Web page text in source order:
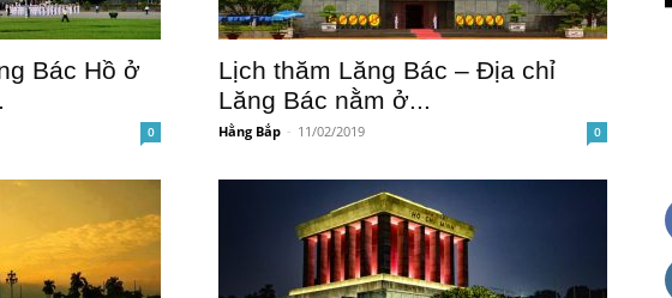
Bác Hồ ở
0
Lịch thăm Lăng Bác – Địa chỉ
Lăng Bác nằm ở...
Hằng Bắp - 11/02/2019 0